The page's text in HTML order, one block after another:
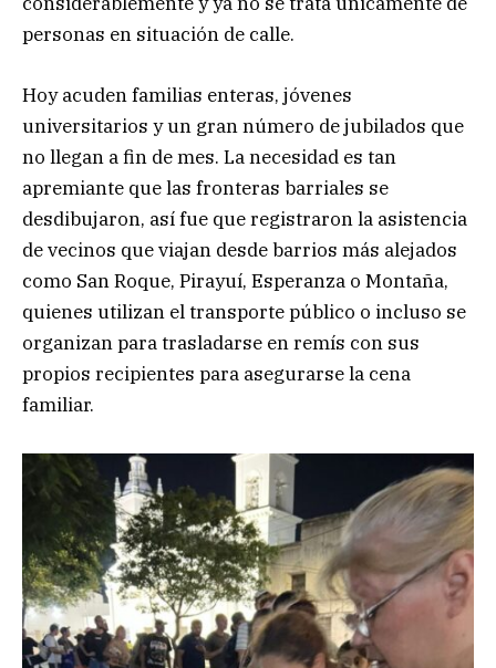
personas en situación de calle.
Hoy acuden familias enteras, jóvenes
universitarios y un gran número de jubilados que
no llegan a fin de mes. La necesidad es tan
apremiante que las fronteras barriales se
desdibujaron, así fue que registraron la asistencia
de vecinos que viajan desde barrios más alejados
como San Roque, Pirayuí, Esperanza o Montaña,
quienes utilizan el transporte público o incluso se
organizan para trasladarse en remís con sus
propios recipientes para asegurarse la cena
familiar.